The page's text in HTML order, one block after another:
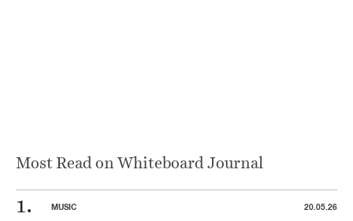
Most Read on Whiteboard Journal
MUSIC 20.05.26